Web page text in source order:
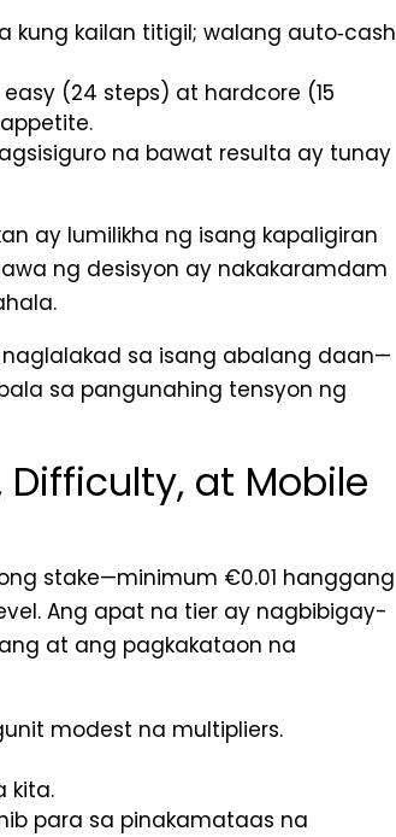
kailan titigil; walang auto‑cash
(24 steps) at hardcore (15
na bawat resulta ay tunay
ay lumilikha ng isang kapaligiran
ng desisyon ay nakakaramdam
sa isang abalang daan—
sa pangunahing tensyon ng
at Mobile
stake—minimum €0.01 hanggang
Ang apat na tier ay nagbibigay-
at ang pagkakataon na
modest na multipliers.
kita.
para sa pinakamataas na